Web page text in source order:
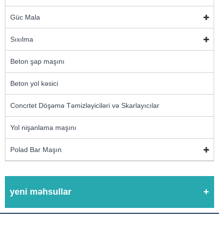
Güc Mala
Sıxılma
Beton şap maşını
Beton yol kəsici
Concrtet Döşəmə Təmizləyiciləri və Skarlayıcılar
Yol nişanlama maşını
Polad Bar Maşın
yeni məhsullar